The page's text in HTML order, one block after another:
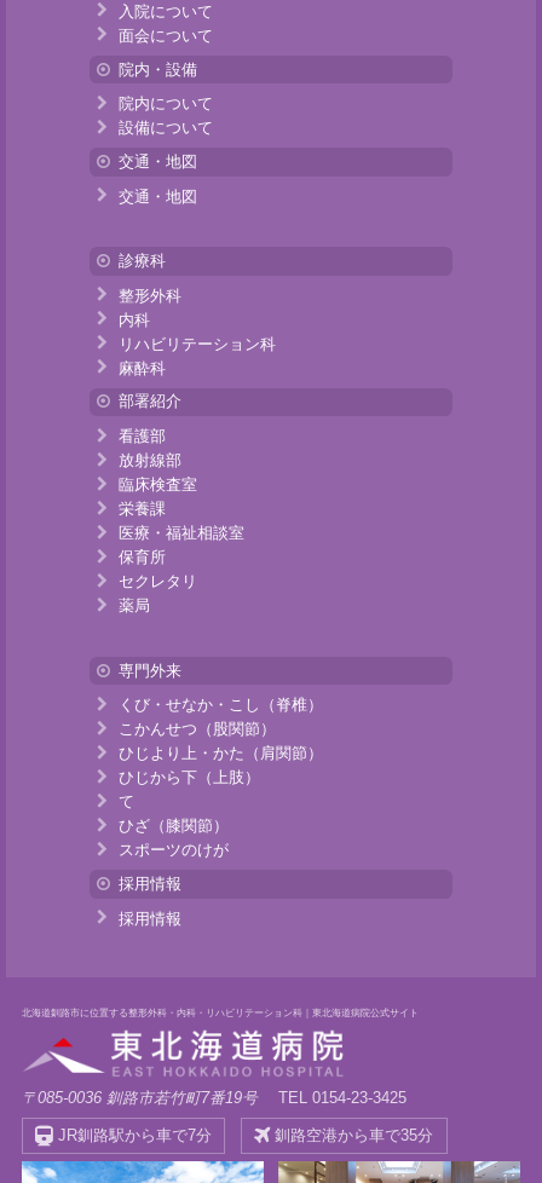
入院について
面会について
院内・設備
院内について
設備について
交通・地図
交通・地図
診療科
整形外科
内科
リハビリテーション科
麻酔科
部署紹介
看護部
放射線部
臨床検査室
栄養課
医療・福祉相談室
保育所
セクレタリ
薬局
専門外来
くび・せなか・こし（脊椎）
こかんせつ（股関節）
ひじより上・かた（肩関節）
ひじから下（上肢）
て
ひざ（膝関節）
スポーツのけが
採用情報
採用情報
北海道釧路市に位置する整形外科・内科・リハビリテーション科｜東北海道病院公式サイト
〒085-0036 釧路市若竹町7番19号 TEL 0154-23-3425
JR釧路駅から車で7分 釧路空港から車で35分